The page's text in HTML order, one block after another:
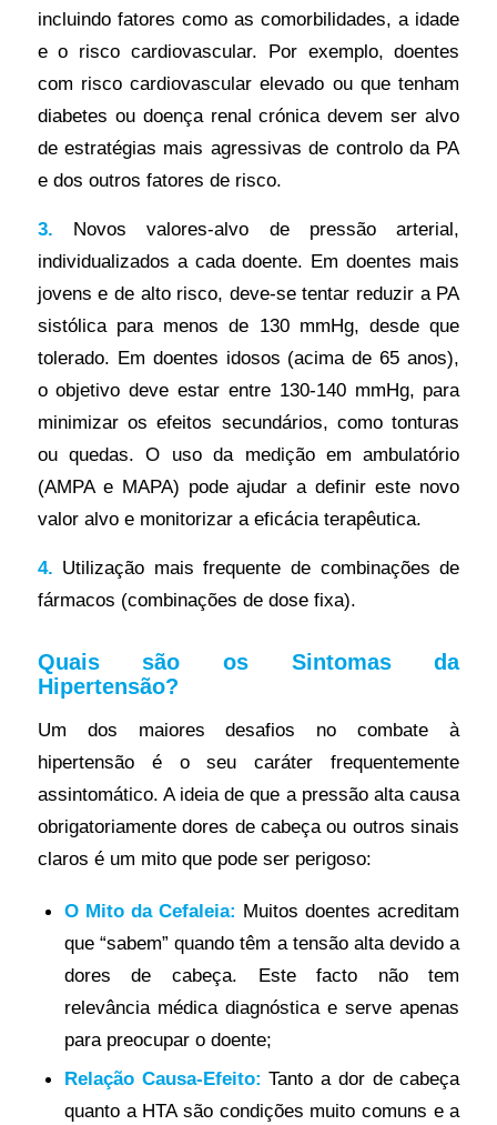
incluindo fatores como as comorbilidades, a idade
e o risco cardiovascular. Por exemplo, doentes
com risco cardiovascular elevado ou que tenham
diabetes ou doença renal crónica devem ser alvo
de estratégias mais agressivas de controlo da PA
e dos outros fatores de risco.
3. Novos valores-alvo de pressão arterial,
individualizados a cada doente. Em doentes mais
jovens e de alto risco, deve-se tentar reduzir a PA
sistólica para menos de 130 mmHg, desde que
tolerado. Em doentes idosos (acima de 65 anos),
o objetivo deve estar entre 130-140 mmHg, para
minimizar os efeitos secundários, como tonturas
ou quedas. O uso da medição em ambulatório
(AMPA e MAPA) pode ajudar a definir este novo
valor alvo e monitorizar a eficácia terapêutica.
4. Utilização mais frequente de combinações de
fármacos (combinações de dose fixa).
Quais são os Sintomas da
Hipertensão?
Um dos maiores desafios no combate à
hipertensão é o seu caráter frequentemente
assintomático. A ideia de que a pressão alta causa
obrigatoriamente dores de cabeça ou outros sinais
claros é um mito que pode ser perigoso:
O Mito da Cefaleia: Muitos doentes acreditam
que “sabem” quando têm a tensão alta devido a
dores de cabeça. Este facto não tem
relevância médica diagnóstica e serve apenas
para preocupar o doente;
Relação Causa-Efeito: Tanto a dor de cabeça
quanto a HTA são condições muito comuns e a